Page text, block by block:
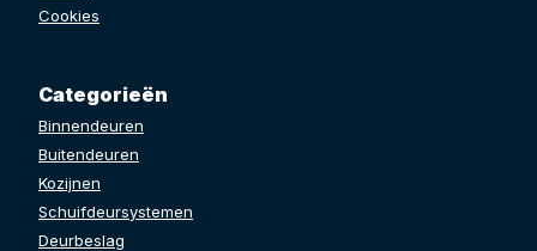
Cookies
Categorieën
Binnendeuren
Buitendeuren
Kozijnen
Schuifdeursystemen
Deurbeslag